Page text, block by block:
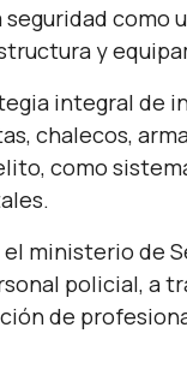
como
y
integral de
chalecos,
como
ministerio de
policial, a
de